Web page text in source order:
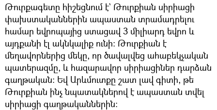
Թուրքագետը հիշեցնում է` Թուրքիան սիրիացի
փախստականներին ապաստան տրամադրելու
համար եվրոպայից ստացավ 3 միլիարդ եվրո և
այդքանի էլ ակնկալիք ունի։ Թուրքիան է
մեղավորներից մեկը, որ ծավալվեց ահաբեկչական
պատերազմը, և հազարավոր սիրիացիներ դարձան
գաղթական։ Եվ Արևմուտքը շատ լավ գիտի, թե
Թուրքիան ինչ նպատակներով է ապաստան տվել
սիրիացի գաղթականներին։